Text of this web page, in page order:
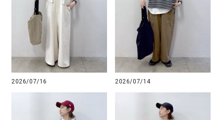
2026/07/16 2026/07/14